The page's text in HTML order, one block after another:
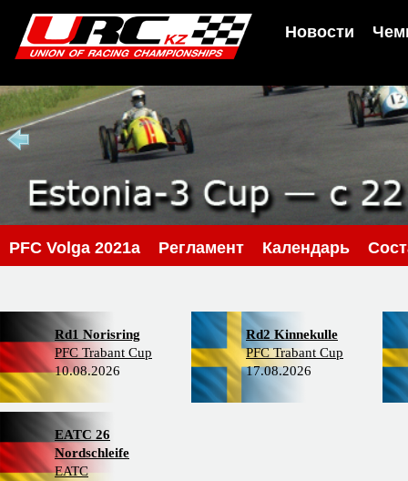
Новости
PFС Volga 2021a Регламент Календарь
Rd1 Norisring
PFC Trabant Cup
10.08.2026
Rd2 Kinnekulle
PFC Trabant Cup
17.08.2026
EATC 26
Nordschleife
EATC